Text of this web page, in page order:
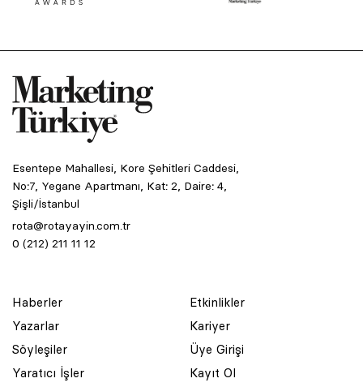
Esentepe Mahallesi, Kore Şehitleri Caddesi,
No:7, Yegane Apartmanı, Kat: 2, Daire: 4,
Şişli/İstanbul
rota@rotayayin.com.tr
0 (212) 211 11 12
Haberler
Yazarlar
Söyleşiler
Yaratıcı İşler
Etkinlikler
Kariyer
Üye Girişi
Kayıt Ol